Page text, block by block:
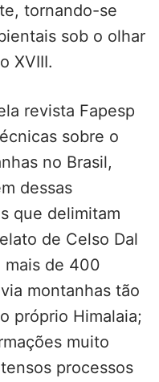
tornando-se
sob o olhar
XVIII.
revista Fapesp
sobre o
no Brasil,
dessas
que delimitam
de Celso Dal
mais de 400
montanhas tão
próprio Himalaia;
muito
processos